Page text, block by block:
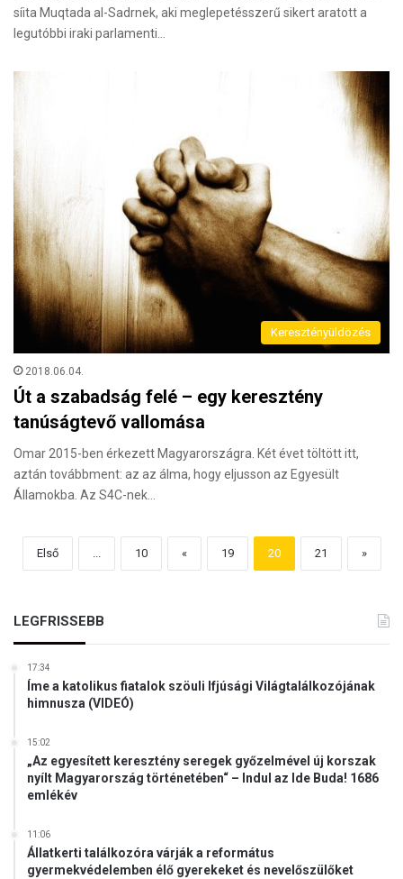
síita Muqtada al-Sadrnek, aki meglepetésszerű sikert aratott a
legutóbbi iraki parlamenti…
Keresztényüldözés
2018.06.04.
Út a szabadság felé – egy keresztény
tanúságtevő vallomása
Omar 2015-ben érkezett Magyarországra. Két évet töltött itt,
aztán továbbment: az az álma, hogy eljusson az Egyesült
Államokba. Az S4C-nek…
Első ... 10 « 19 20 21 »
LEGFRISSEBB
17:34
Íme a katolikus fiatalok szöuli Ifjúsági Világtalálkozójának
himnusza (VIDEÓ)
15:02
„Az egyesített keresztény seregek győzelmével új korszak
nyílt Magyarország történetében“ – Indul az Ide Buda! 1686
emlékév
11:06
Állatkerti találkozóra várják a református
gyermekvédelemben élő gyerekeket és nevelőszülőket